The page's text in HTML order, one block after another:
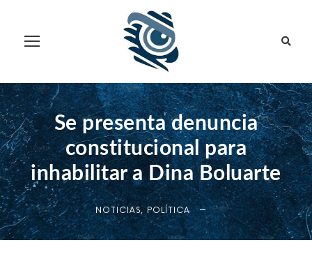
Se presenta denuncia
constitucional para
inhabilitar a Dina Boluarte
NOTICIAS, POLÍTICA